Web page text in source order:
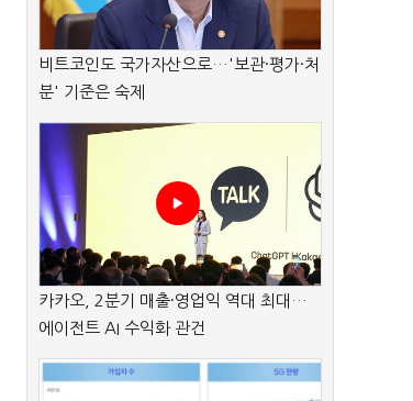
비트코인도 국가자산으로…'보관·평가·처
분' 기준은 숙제
카카오, 2분기 매출·영업익 역대 최대…
에이전트 AI 수익화 관건